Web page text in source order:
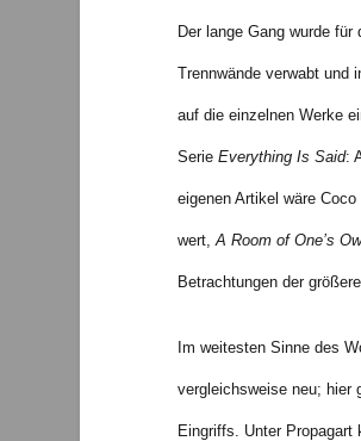
Der lange Gang wurde für
Trennwände verwabt und
auf die einzelnen Werke
Serie Everything Is Said:
eigenen Artikel wäre
wert, A Room of One’s
Betrachtungen der
Im weitesten Sinne des
vergleichsweise neu; hier
Eingriffs. Unter Propagart